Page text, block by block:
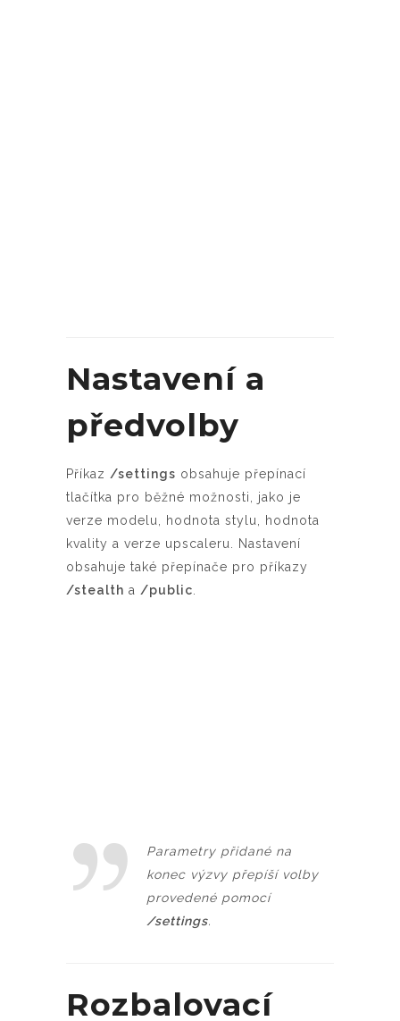
Nastavení a
předvolby
Příkaz /settings obsahuje přepínací
tlačítka pro běžné možnosti, jako je
verze modelu, hodnota stylu, hodnota
kvality a verze upscaleru. Nastavení
obsahuje také přepínače pro příkazy
/stealth a /public
Parametry přidané na
konec výzvy přepíší volby
provedené pomocí
/settings.
Rozbalovací